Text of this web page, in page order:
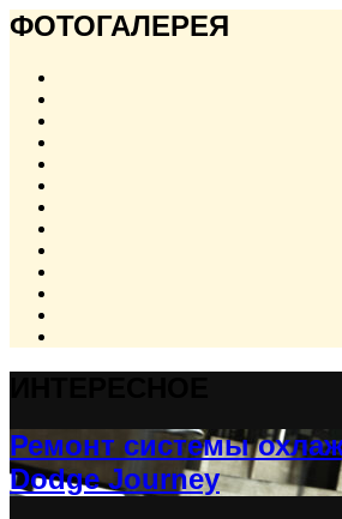
ФОТОГАЛЕРЕЯ
Ремонт системы
Dodge Journey